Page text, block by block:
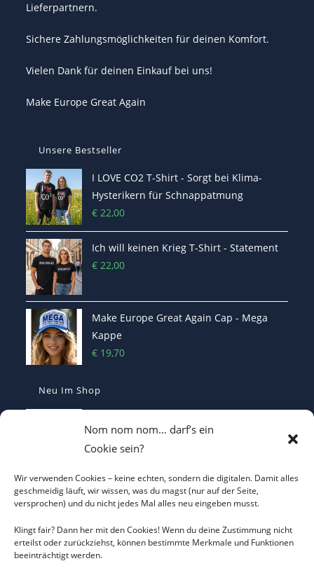
Nom nom nom… darf’s ein
Cookie sein?
Wir verwenden Cookies – keine echten, sondern die digitalen. Damit alles
geschmeidig läuft, wir wissen, was du magst (nur auf der Seite,
versprochen) und du nicht jedes Mal alles neu eingeben musst.
Klingt fair? Dann her mit den Cookies! Wenn du deine Zustimmung nicht
erteilst oder zurückziehst, können bestimmte Merkmale und Funktionen
beeinträchtigt werden.
Lieferpartnern.
Sichere Zahlungsmöglichkeiten für deinen Komfort.
Vielen Dank für deinen Einkauf bei uns!
Make Europe Great Again
Unsere Bestseller
I LOVE CO2 T-Shirt - Sorgt bei Klima-
Hysterikern für Schnappatmung
€ 22,00
Ich will keinen Krieg T-Shirt - Statement
€ 22,00
Make Europe Great Again Cap - Mega
Kappe
€ 19,70
Neu Im Shop
bestickt
€29,90
I LOVE CO2 T-Shirt - Sorgt bei Klima-
Hysterikern für Schnappatmung
Casquette Je Suis Marine – Trucker Cap